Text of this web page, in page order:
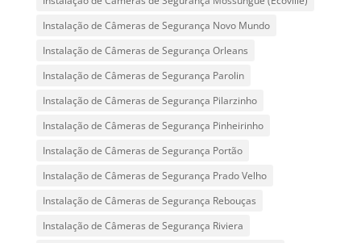
Instalação de Câmeras de Segurança Novo Mundo
Instalação de Câmeras de Segurança Orleans
Instalação de Câmeras de Segurança Parolin
Instalação de Câmeras de Segurança Pilarzinho
Instalação de Câmeras de Segurança Pinheirinho
Instalação de Câmeras de Segurança Portão
Instalação de Câmeras de Segurança Prado Velho
Instalação de Câmeras de Segurança Rebouças
Instalação de Câmeras de Segurança Riviera